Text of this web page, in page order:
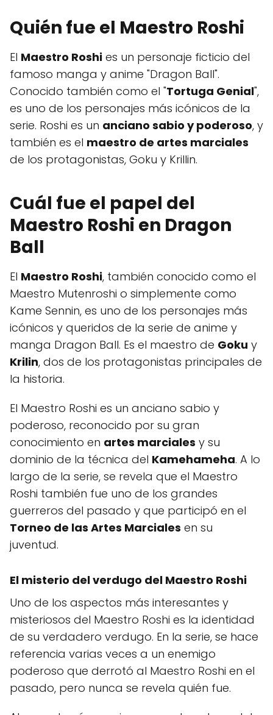
Quién fue el Maestro Roshi
El Maestro Roshi es un personaje ficticio del
famoso manga y anime "Dragon Ball".
Conocido también como el "Tortuga Genial",
es uno de los personajes más icónicos de la
serie. Roshi es un anciano sabio y poderoso, y
también es el maestro de artes marciales
de los protagonistas, Goku y Krillin.
Cuál fue el papel del
Maestro Roshi en Dragon
Ball
El Maestro Roshi, también conocido como el
Maestro Mutenroshi o simplemente como
Kame Sennin, es uno de los personajes más
icónicos y queridos de la serie de anime y
manga Dragon Ball. Es el maestro de Goku y
Krilin, dos de los protagonistas principales de
la historia.
El Maestro Roshi es un anciano sabio y
poderoso, reconocido por su gran
conocimiento en artes marciales y su
dominio de la técnica del Kamehameha. A lo
largo de la serie, se revela que el Maestro
Roshi también fue uno de los grandes
guerreros del pasado y que participó en el
Torneo de las Artes Marciales en su
juventud.
El misterio del verdugo del Maestro Roshi
Uno de los aspectos más interesantes y
misteriosos del Maestro Roshi es la identidad
de su verdadero verdugo. En la serie, se hace
referencia varias veces a un enemigo
poderoso que derrotó al Maestro Roshi en el
pasado, pero nunca se revela quién fue.